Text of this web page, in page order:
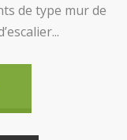
de type mur de